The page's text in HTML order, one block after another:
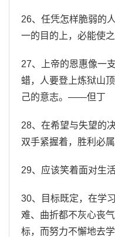
26、任凭怎样脆弱的
一的目的上，必能使
27、上帝的恩惠像一
蜡，人要登上炼狱山
己的意志。——但丁
28、在希望与失望的
双手紧握着，胜利必
29、应该笑着面对生
30、目标既定，在学
难、曲折都不灰心丧
标，而努力不懈地去